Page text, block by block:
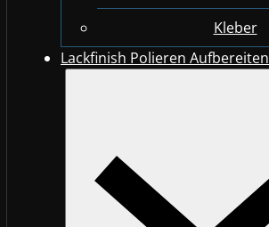
Kleber
Lackfinish Polieren Aufbereiten